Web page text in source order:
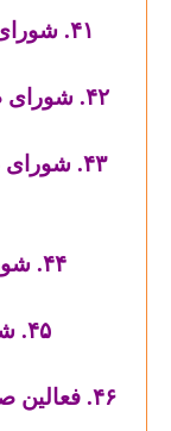
۴۱. شورای صنفی دانشگاه صنعتی همدان
۴۲. شورای صنفی دانشگاه صنعت نفت اهواز
۴۳.
۴۴. شورای صنفی دانشگاه شهرکرد
۴۵. شورای صنفی دانشگاه ملایر
۴۶.